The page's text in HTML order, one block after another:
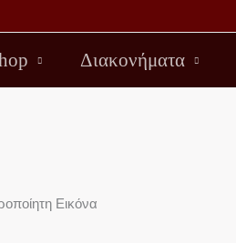
Διακονήματα
Εικόνα